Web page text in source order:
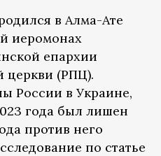
в Алма-Ате
иеромонах
епархии
церкви (РПЦ).
России в Украине,
года был лишен
против него
по статье